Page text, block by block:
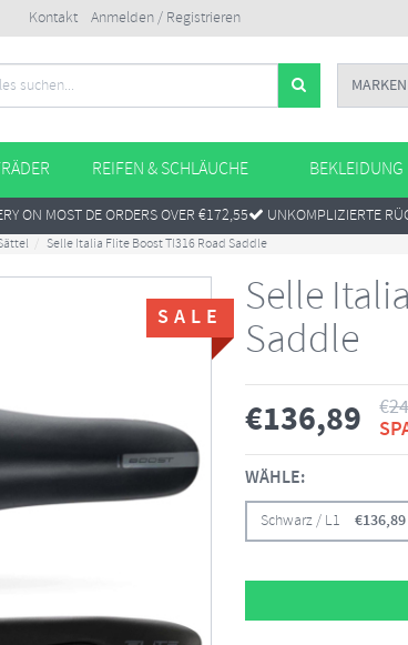
Kontakt Anmelden / Registrieren
MARKEN
REIFEN & SCHLÄUCHE BEKLEIDUNG
ON MOST DE ORDERS OVER €172,55 UNKOMPLIZIERTE
Selle Italia Flite Boost TI316 Road Saddle
SALE
Selle
Saddle
€136,89 €
WÄHLE:
Schwarz / L1 €136,89